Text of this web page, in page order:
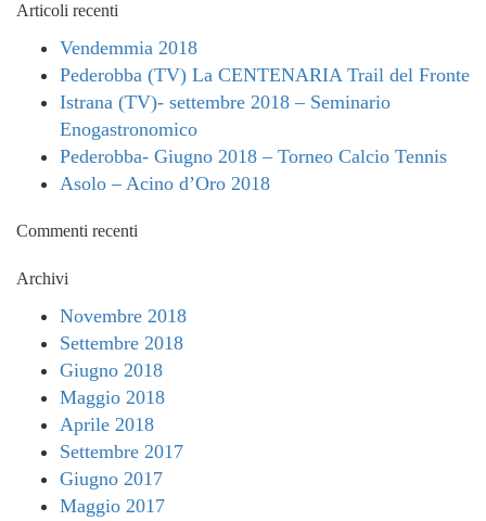
Articoli recenti
Vendemmia 2018
Pederobba (TV) La CENTENARIA Trail del Fronte
Istrana (TV)- settembre 2018 – Seminario
Enogastronomico
Pederobba- Giugno 2018 – Torneo Calcio Tennis
Asolo – Acino d’Oro 2018
Commenti recenti
Archivi
Novembre 2018
Settembre 2018
Giugno 2018
Maggio 2018
Aprile 2018
Settembre 2017
Giugno 2017
Maggio 2017